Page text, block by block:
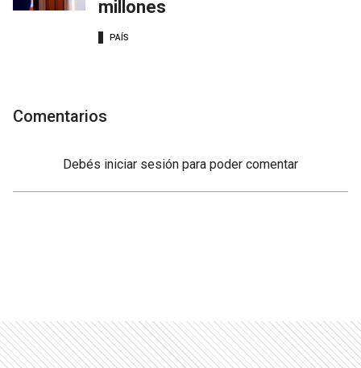
millones
PAÍS
Comentarios
Debés iniciar sesión para poder comentar